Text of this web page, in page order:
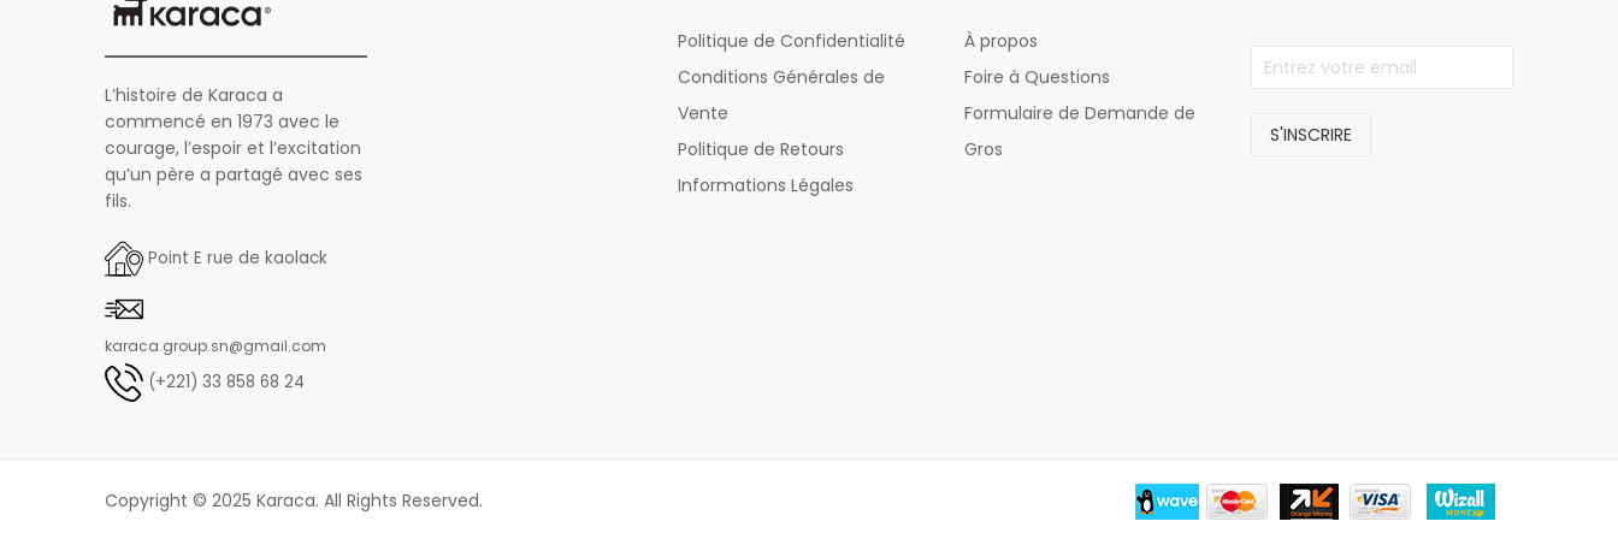
L’histoire de Karaca a
commencé en 1973 avec le
courage, l’espoir et l’excitation
qu’un père a partagé avec ses
fils.
Point E rue de kaolack
karaca.group.sn@gmail.com
(+221) 33 858 68 24
Politique de Confidentialité
Conditions Générales de
Vente
Politique de Retours
Informations Légales
À propos
Foire à Questions
Formulaire de Demande de
Gros
Copyright © 2025 Karaca. All Rights Reserved.